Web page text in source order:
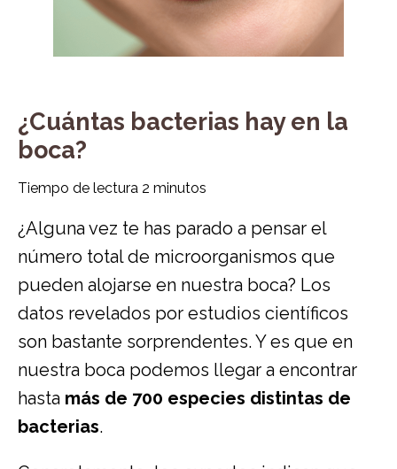
¿Cuántas bacterias hay en la
boca?
Tiempo de lectura 2 minutos
¿Alguna vez te has parado a pensar el
número total de microorganismos que
pueden alojarse en nuestra boca? Los
datos revelados por estudios científicos
son bastante sorprendentes. Y es que en
nuestra boca podemos llegar a encontrar
hasta más de 700 especies distintas de
bacterias.